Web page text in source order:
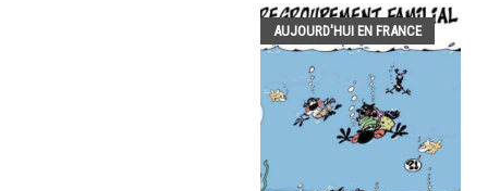
AUJOURD'HUI EN FRANCE